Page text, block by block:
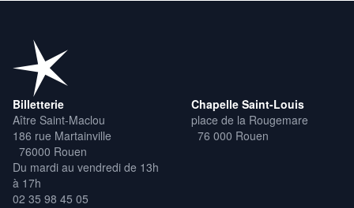
Billetterie
Aître Saint-Maclou
186 rue Martainville
76000 Rouen
Du mardi au vendredi de 13h
à 17h
02 35 98 45 05
Chapelle Saint-Louis
place de la Rougemare
76 000 Rouen